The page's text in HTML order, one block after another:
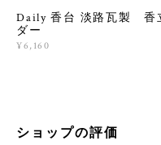
Daily 香台 淡路瓦製 香
ダー
¥6,160
ショップの評価